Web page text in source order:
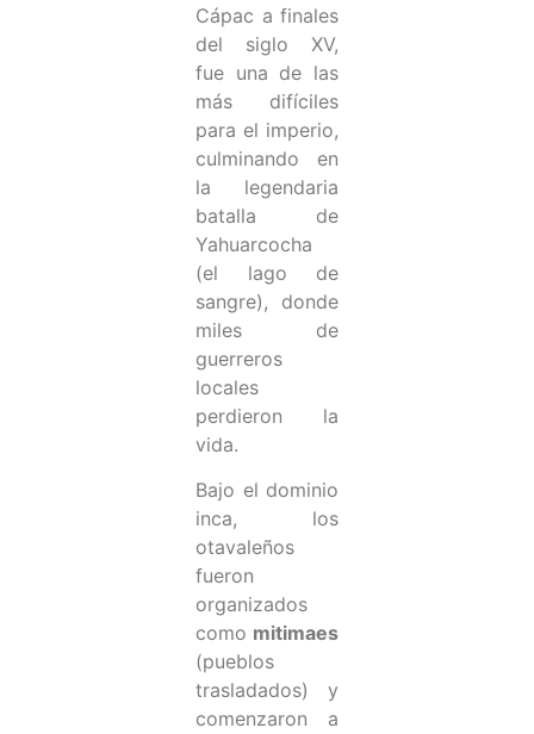
Cápac a finales
del siglo XV,
fue una de las
más difíciles
para el imperio,
culminando en
la legendaria
batalla de
Yahuarcocha
(el lago de
sangre), donde
miles de
guerreros
locales
perdieron la
vida.
Bajo el dominio
inca, los
otavaleños
fueron
organizados
como mitimaes
(pueblos
trasladados) y
comenzaron a